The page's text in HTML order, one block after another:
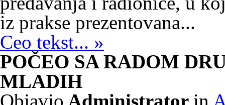
iz prakse prezentovana...
Ceo tekst... »
POČEO SA RADOM
MLADIH